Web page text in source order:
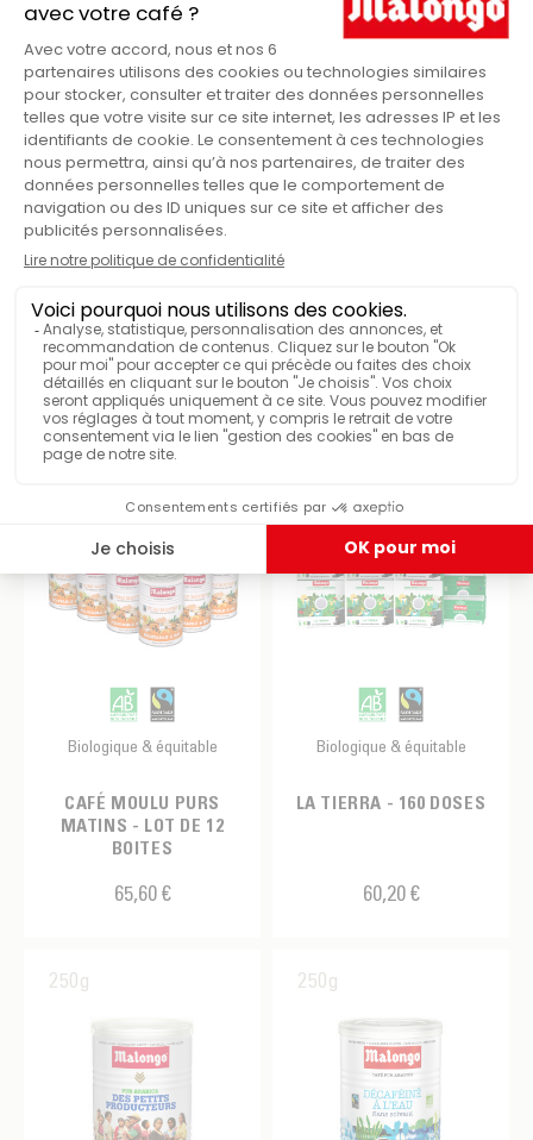
Biologique & équitable
- 160 DOSES
60,20 €
D'ARABICA - LOT DE 12
BOITES
73,20 €
3 kg
Biologique & équitable
CAFÉ MOULU PURS
MATINS - LOT DE 12
BOITES
65,60 €
Biologique & équitable
LA TIERRA - 160 DOSES
60,20 €
250g 250g